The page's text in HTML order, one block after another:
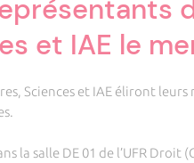
et IAE le
Sciences et IAE éliront
la salle DE 01 de l’UFR Droit